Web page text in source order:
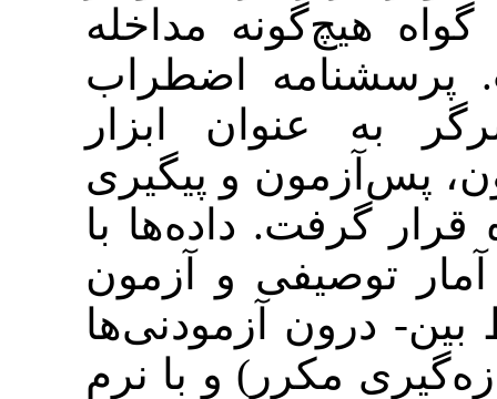
مداخله
اضطراب
عنوان ابزار
و پیگیری
داده‌ها با
و آزمون
آزمودنی‌ها
مکرر) و با نرم